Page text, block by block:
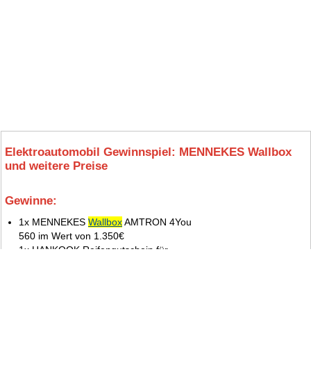
Elektroautomobil Gewinnspiel: MENNEKES Wallbox
und weitere Preise
Gewinne:
1x MENNEKES WallboxAMTRON 4You
560 im Wert von 1.350€
1x HANKOOK Reifengutschein für